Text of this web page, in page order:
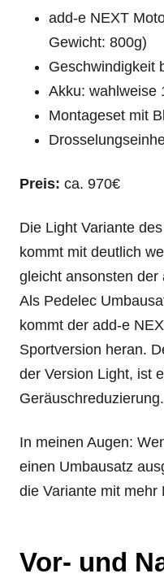
add-e NEXT
Gewicht: 800g)
Geschwindigkeit
Akku: wahlweise
Montageset mit
Preis: ca. 970€
Die Light Variante
kommt mit deutlich
gleicht ansonsten der
Als Pedelec
kommt der add-e
Sportversion heran.
der Version Light, ist
Geräuschreduzierung.
In meinen Augen:
einen Umbausatz
die Variante mit mehr
Vor- und